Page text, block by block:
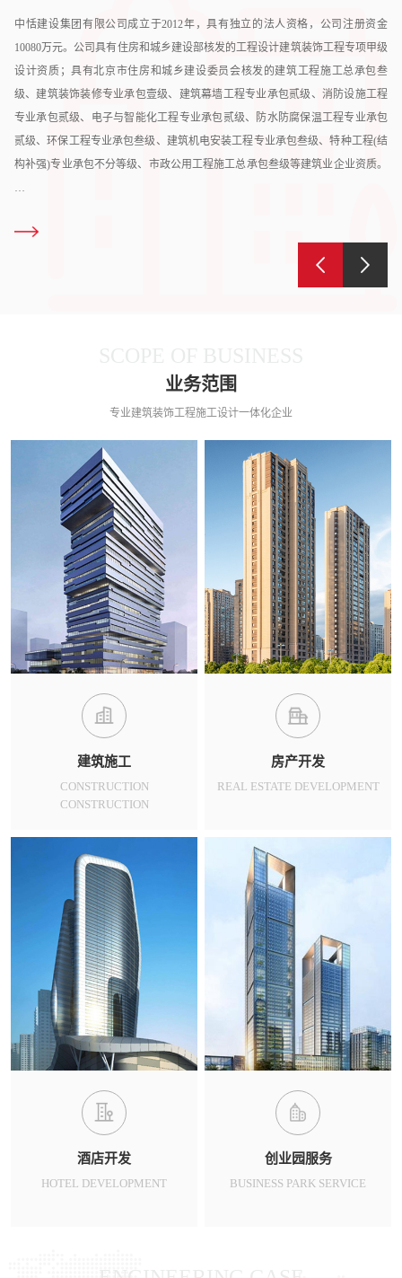
中恬建设集团有限公司成立于2012年，具有独立的法人资格，公司注册资金
10080万元。公司具有住房和城乡建设部核发的工程设计建筑装饰工程专项甲级
设计资质；具有北京市住房和城乡建设委员会核发的建筑工程施工总承包叁
级、建筑装饰装修专业承包壹级、建筑幕墙工程专业承包贰级、消防设施工程
专业承包贰级、电子与智能化工程专业承包贰级、防水防腐保温工程专业承包
贰级、环保工程专业承包叁级、建筑机电安装工程专业承包叁级、特种工程(结
构补强)专业承包不分等级、市政公用工程施工总承包叁级等建筑业企业资质。
业务范围
专业建筑装饰工程施工设计一体化企业
建筑施工
CONSTRUCTION
CONSTRUCTION
房产开发
REAL ESTATE DEVELOPMENT
酒店开发
HOTEL DEVELOPMENT
创业园服务
BUSINESS PARK SERVICE